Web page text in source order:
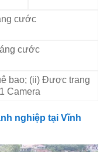
cước
cước
bao; (ii) Được trang
Camera
nghiệp tại Vĩnh